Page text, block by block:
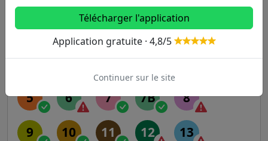
Autres lignes
Metro
1 2 3 3B 4
5 6 7 7B 8
9 10 11 12 13
Télécharger l'application
Application gratuite · 4,8/5
Continuer sur le site